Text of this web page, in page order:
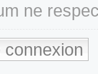
ne
connexion